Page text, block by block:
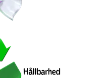
Hållbarhed